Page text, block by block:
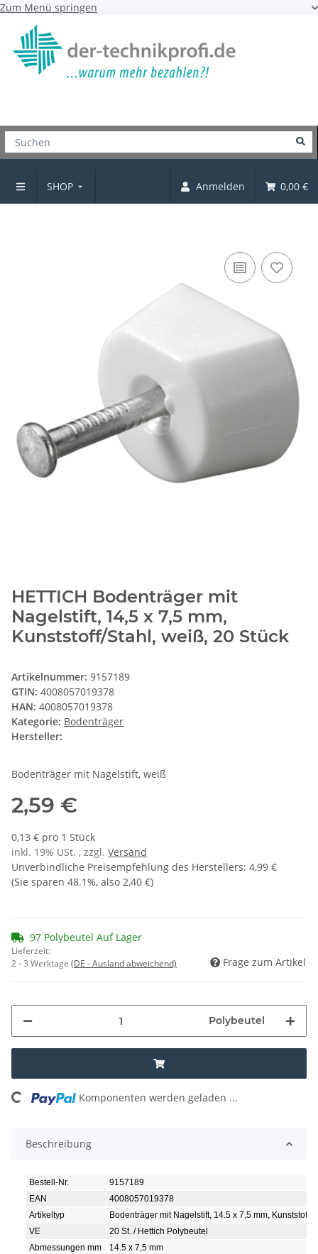
Zum Menü springen
SHOP Anmelden 0,00 €
Bodenträger
HETTICH Bodenträger mit
Nagelstift, 14,5 x 7,5 mm,
Kunststoff/Stahl, weiß, 20 Stück
Artikelnummer: 9157189
GTIN: 4008057019378
HAN: 4008057019378
Kategorie: Bodenträger
Hersteller:
Bodenträger mit Nagelstift, weiß
2,59 €
0,13 € pro 1 Stück
inkl. 19% USt. , zzgl. Versand
Unverbindliche Preisempfehlung des Herstellers: 4,99 €
(Sie sparen 48.1%, also 2,40 €)
97 Polybeutel Auf Lager
Lieferzeit:
2 - 3 Werktage (DE - Ausland abweichend) Frage zum Artikel
Polybeutel
Komponenten werden geladen ...
Beschreibung
Bestell-Nr.
9157189
EAN
4008057019378
Artikeltyp
Bodenträger mit Nagelstift, 14.5 x 7,5 mm, Kunststoff,
VE
20 St. / Hettich Polybeutel
Abmessungen mm
14.5 x 7,5 mm